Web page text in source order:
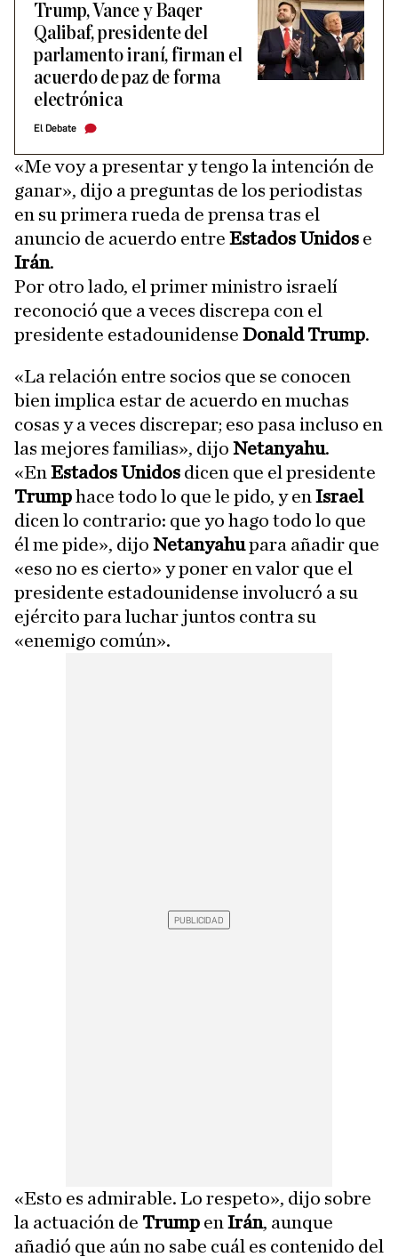
Trump, Vance y Baqer
Qalibaf, presidente del
parlamento iraní, firman el
acuerdo de paz de forma
electrónica
El Debate
«Me voy a presentar y tengo la intención de
ganar», dijo a preguntas de los periodistas
en su primera rueda de prensa tras el
anuncio de acuerdo entre Estados Unidos e
Irán.
Por otro lado, el primer ministro israelí
reconoció que a veces discrepa con el
presidente estadounidense Donald Trump.
«La relación entre socios que se conocen
bien implica estar de acuerdo en muchas
cosas y a veces discrepar; eso pasa incluso en
las mejores familias», dijo Netanyahu.
«En Estados Unidos dicen que el presidente
Trumphace todo lo que le pido, y en Israel
dicen lo contrario: que yo hago todo lo que
él me pide», dijo Netanyahupara añadir que
«eso no es cierto» y poner en valor que el
presidente estadounidense involucró a su
ejército para luchar juntos contra su
«enemigo común».
«Esto es admirable. Lo respeto», dijo sobre
la actuación de Trump en Irán, aunque
añadió que aún no sabe cuál es contenido del